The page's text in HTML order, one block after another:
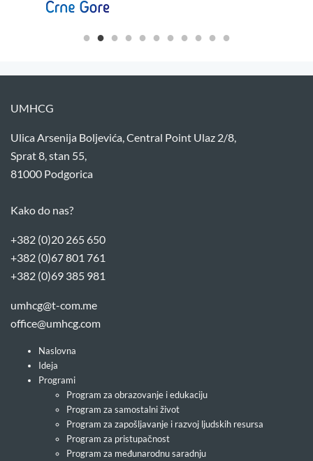
UMHCG
Ulica Arsenija Boljevića, Central Point Ulaz 2/8,
Sprat 8, stan 55,
81000 Podgorica
Kako do nas?
+382 (0)20 265 650
+382 (0)67 801 761
+382 (0)69 385 981
umhcg@t-com.me
office@umhcg.com
Naslovna
Ideja
Programi
Program za obrazovanje i edukaciju
Program za samostalni život
Program za zapošljavanje i razvoj ljudskih resursa
Program za pristupačnost
Program za međunarodnu saradnju